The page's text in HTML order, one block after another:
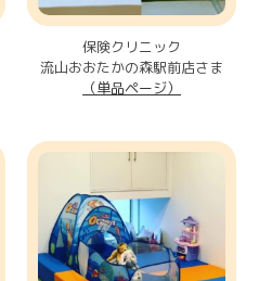
保険クリニック
流山おおたかの森駅前店さま
（単品ページ）